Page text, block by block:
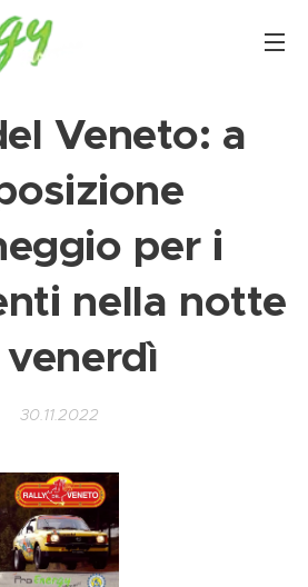
Veneto: a
per i
nella notte
30.11.2022